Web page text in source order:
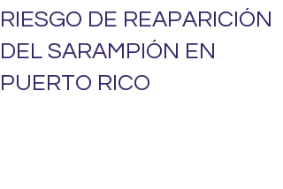
RIESGO DE REAPARICIÓN
DEL SARAMPIÓN EN
PUERTO RICO